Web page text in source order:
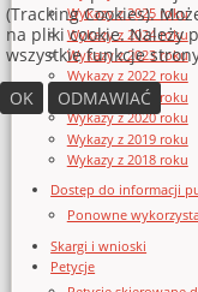
Wykazy z 2025 roku
Wykazy z 2024 roku
Wykazy z 2023 roku
Wykazy z 2022 roku
Wykazy z 2021 roku
Wykazy z 2020 roku
Wykazy z 2019 roku
Wykazy z 2018 roku
Dostęp do informacji
Ponowne
Skargi i wnioski
Petycje
(Tracking Cookies).
na pliki cookie. Należy
wszystkie funkcje
OK
ODMAWIAĆ